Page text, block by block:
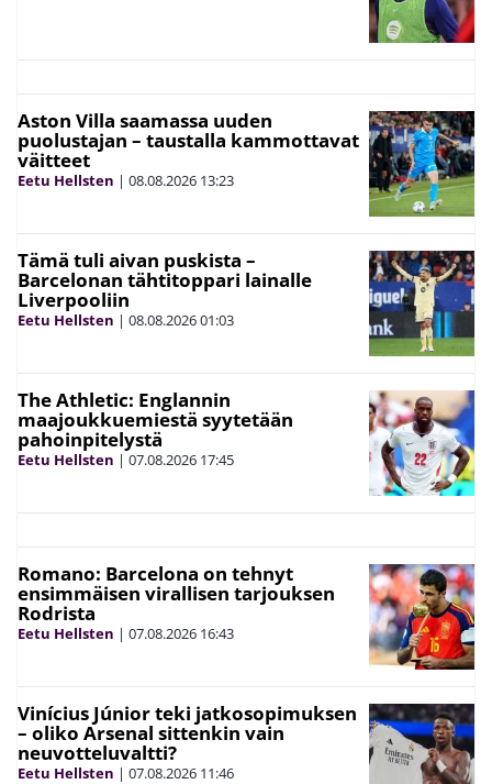
Aston Villa saamassa uuden
puolustajan – taustalla kammottavat
väitteet
Eetu Hellsten | 08.08.2026 13:23
Tämä tuli aivan puskista –
Barcelonan tähtitoppari lainalle
Liverpooliin
Eetu Hellsten | 08.08.202601:03
The Athletic: Englannin
maajoukkuemiestä syytetään
pahoinpitelystä
Eetu Hellsten | 07.08.2026 17:45
Romano: Barcelona on tehnyt
ensimmäisen virallisen tarjouksen
Rodrista
Eetu Hellsten | 07.08.2026 16:43
Vinícius Júnior teki jatkosopimuksen
– oliko Arsenal sittenkin vain
neuvotteluvaltti?
Eetu Hellsten | 07.08.2026 11:46